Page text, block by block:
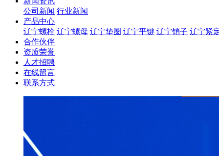
公司新闻 行业新闻
产品中心
辽宁螺栓 辽宁螺母 辽宁垫圈 辽宁平键 辽宁销子 辽宁紧
合作伙伴
资质荣誉
人才招聘
在线留言
联系方式